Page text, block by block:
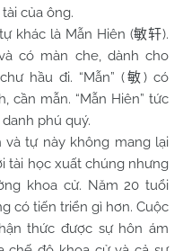
của ông.
là Mẫn Hiên (敏轩).
có màn che, dành cho
hầu đi. “Mẫn” (敏) có
cần mẫn. “Mẫn Hiên” tức
phú quý.
tự này không mang lại
tài học xuất chúng nhưng
khoa cử. Năm 20 tuổi
có tiến triển gì hơn. Cuộc
thức được sự hôn ám